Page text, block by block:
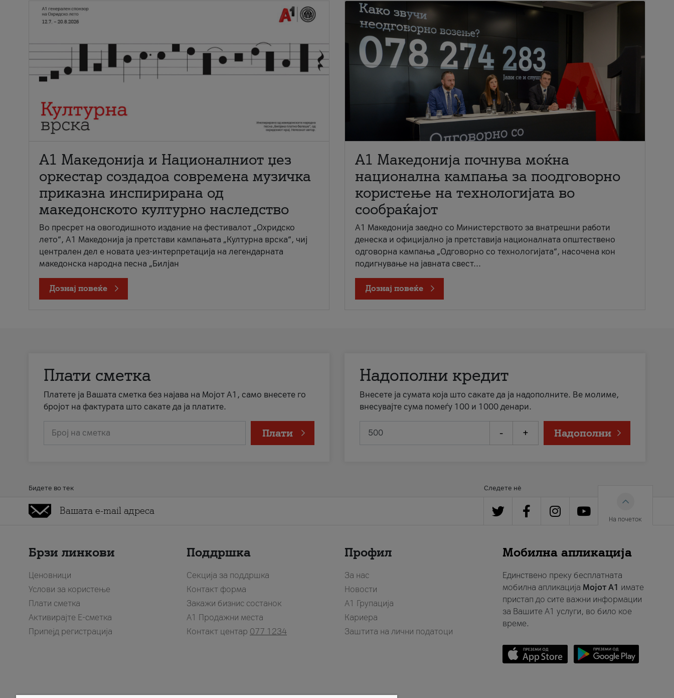
А1 Македонија и Националниот џез
оркестар создадоа современа музичка
приказна инспирирана од
македонското културно наследство
Во пресрет на овогодишното издание на фестивалот „Охридско
лето“, А1 Македонија ја претстави кампањата „Културна врска“, чиј
централен дел е новата џез-интерпретација на легендарната
македонска народна песна „Билјан
Дознај повеќе
A1 Македонија почнува моќна
национална кампања за поодговорно
користење на технологијата во
сообраќајот
A1 Македонија заедно со Министерството за внатрешни работи
денеска и официјално ја претставија националната општествено
одговорна кампања „Одговорно со технологијата“, насочена кон
подигнување на јавната свест...
Дознај повеќе
Плати сметка
Платете ја Вашата сметка без најава на Мојот А1, само внесете го
бројот на фактурата што сакате да ја платите.
Број на сметка Плати
Надополни кредит
Внесете ја сумата која што сакате да ја надополните. Ве молиме,
внесувајте сума помеѓу 100 и 1000 денари.
- + Надополни
Бидете во тек Следете нè
На почеток
Брзи линкови
Ценовници
Услови за користење
Плати сметка
Активирајте Е-сметка
Припејд регистрација
Поддршка
Секција за поддршка
Контакт форма
Закажи бизнис состанок
A1 Продажни места
Контакт центар 077 1234
Профил
За нас
Новости
А1 Групација
Кариера
Заштита на лични податоци
Мобилна апликација
Единствено преку бесплатната
мобилна апликација Мојот A1 имате
пристап до сите важни информации
за Вашите A1 услуги, во било кое
време.